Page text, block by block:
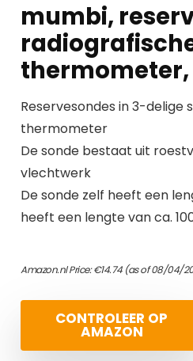
mumbi,
thermometer,
Reservesondes in 3-delige
thermometer
De sonde bestaat uit
vlechtwerk
De sonde zelf heeft een
heeft een lengte van ca.
Amazon.nl Price:€14.74(as of 08/04/
CONTROLEER OP
AMAZON